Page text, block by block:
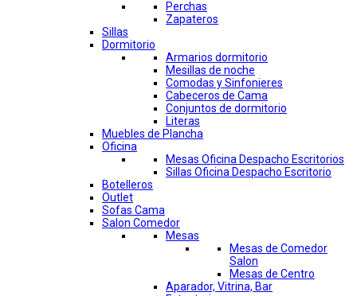
Perchas
Zapateros
Sillas
Dormitorio
Armarios dormitorio
Mesillas de noche
Comodas y Sinfonieres
Cabeceros de Cama
Conjuntos de dormitorio
Literas
Muebles de Plancha
Oficina
Mesas Oficina Despacho Escritorios
Sillas Oficina Despacho Escritorio
Botelleros
Outlet
Sofas Cama
Salon Comedor
Mesas
Mesas de Comedor
Salon
Mesas de Centro
Aparador, Vitrina, Bar